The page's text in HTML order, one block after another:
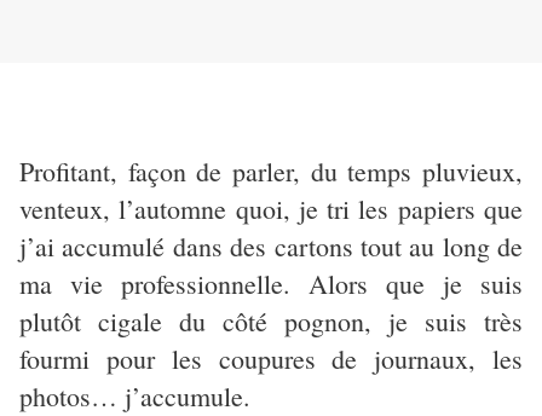
Profitant, façon de parler, du temps pluvieux,
venteux, l’automne quoi, je tri les papiers que
j’ai accumulé dans des cartons tout au long de
ma vie professionnelle. Alors que je suis
plutôt cigale du côté pognon, je suis très
fourmi pour les coupures de journaux, les
photos… j’accumule.